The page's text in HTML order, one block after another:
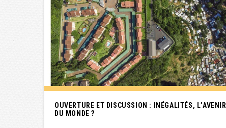
OUVERTURE ET DISCUSSION : INÉGALITÉS, L’AVENIR
DU MONDE ?